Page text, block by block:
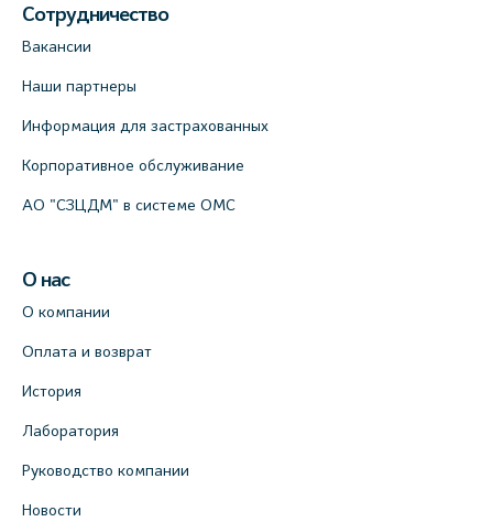
Сотрудничество
Вакансии
Наши партнеры
Информация для застрахованных
Корпоративное обслуживание
АО "СЗЦДМ" в системе ОМС
О нас
О компании
Оплата и возврат
История
Лаборатория
Руководство компании
Новости